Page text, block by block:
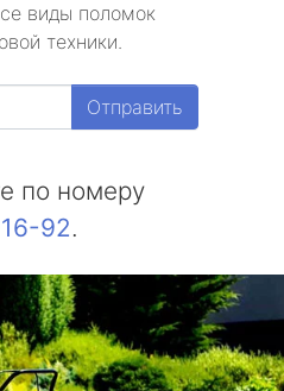
виды поломок
техники.
Отправить
по номеру
92.